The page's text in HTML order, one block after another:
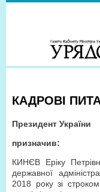
КАДРОВІ
Президент України
призначив:
КИНЄВ Еріку
державної
2018 року зі